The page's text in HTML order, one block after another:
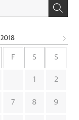
2018
F S S
1 2
7 8 9